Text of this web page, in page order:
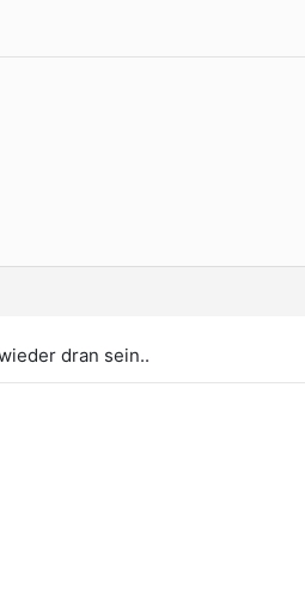
dran sein..